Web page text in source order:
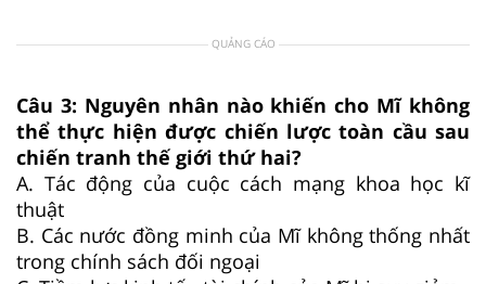
QUẢNG CÁO
Câu 3: Nguyên nhân nào khiến cho Mĩ không
thể thực hiện được chiến lược toàn cầu sau
chiến tranh thế giới thứ hai?
A. Tác động của cuộc cách mạng khoa học kĩ
thuật
B. Các nước đồng minh của Mĩ không thống nhất
trong chính sách đối ngoại